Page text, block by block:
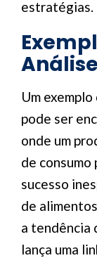
estratégias.
Análise
Um
pode ser
onde um
de
sucesso
de
a tendência
lança uma